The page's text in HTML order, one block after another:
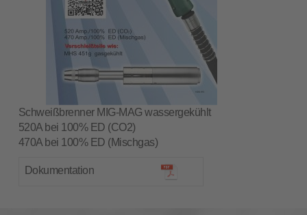
Schweißbrenner MIG-MAG wassergekühlt
520A bei 100% ED (CO2)
470A bei 100% ED (Mischgas)
Dokumentation